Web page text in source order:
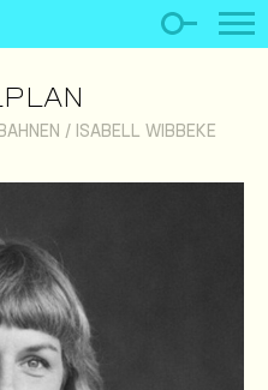
/ ISABELL WIBBEKE